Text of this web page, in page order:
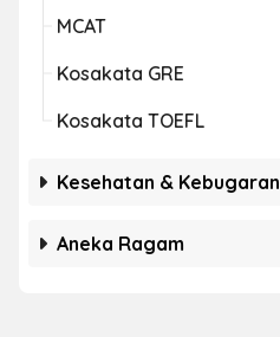
MCAT
Kosakata GRE
Kosakata TOEFL
Kesehatan & Kebugaran
Aneka Ragam